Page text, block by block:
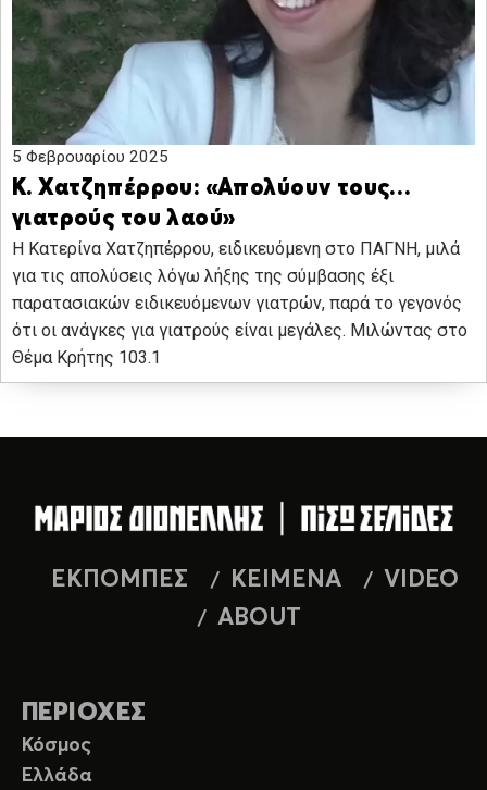
5 Φεβρουαρίου 2025
Κ. Χατζηπέρρου: «Απολύουν τους…
γιατρούς του λαού»
Η Κατερίνα Χατζηπέρρου, ειδικευόμενη στο ΠΑΓΝΗ, μιλά
για τις απολύσεις λόγω λήξης της σύμβασης έξι
παρατασιακών ειδικευόμενων γιατρών, παρά το γεγονός
ότι οι ανάγκες για γιατρούς είναι μεγάλες. Μιλώντας στο
Θέμα Κρήτης 103.1
ΕΚΠΟΜΠΕΣ ΚΕΙΜΕΝΑ
VIDEO
ABOUT
ΠΕΡΙΟΧΕΣ
Κόσμος
Ελλάδα